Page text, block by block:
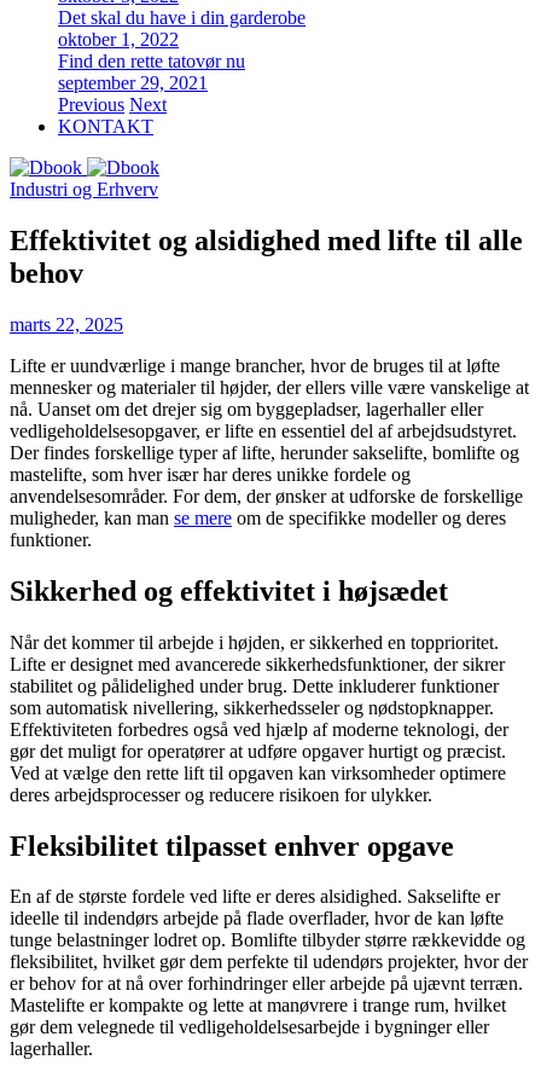
Det skal du have i din garderobe
oktober 1, 2022
Find den rette tatovør nu
september 29, 2021
Previous Next
KONTAKT
Industri og Erhverv
Effektivitet og alsidighed med lifte til alle
behov
marts 22, 2025
Lifte er uundværlige i mange brancher, hvor de bruges til at løfte
mennesker og materialer til højder, der ellers ville være vanskelige at
nå. Uanset om det drejer sig om byggepladser, lagerhaller eller
vedligeholdelsesopgaver, er lifte en essentiel del af arbejdsudstyret.
Der findes forskellige typer af lifte, herunder sakselifte, bomlifte og
mastelifte, som hver især har deres unikke fordele og
anvendelsesområder. For dem, der ønsker at udforske de forskellige
muligheder, kan man se mere om de specifikke modeller og deres
funktioner.
Sikkerhed og effektivitet i højsædet
Når det kommer til arbejde i højden, er sikkerhed en topprioritet.
Lifte er designet med avancerede sikkerhedsfunktioner, der sikrer
stabilitet og pålidelighed under brug. Dette inkluderer funktioner
som automatisk nivellering, sikkerhedsseler og nødstopknapper.
Effektiviteten forbedres også ved hjælp af moderne teknologi, der
gør det muligt for operatører at udføre opgaver hurtigt og præcist.
Ved at vælge den rette lift til opgaven kan virksomheder optimere
deres arbejdsprocesser og reducere risikoen for ulykker.
Fleksibilitet tilpasset enhver opgave
En af de største fordele ved lifte er deres alsidighed. Sakselifte er
ideelle til indendørs arbejde på flade overflader, hvor de kan løfte
tunge belastninger lodret op. Bomlifte tilbyder større rækkevidde og
fleksibilitet, hvilket gør dem perfekte til udendørs projekter, hvor der
er behov for at nå over forhindringer eller arbejde på ujævnt terræn.
Mastelifte er kompakte og lette at manøvrere i trange rum, hvilket
gør dem velegnede til vedligeholdelsesarbejde i bygninger eller
lagerhaller.